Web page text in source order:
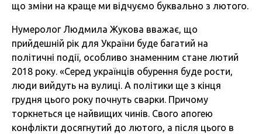
що зміни на краще ми відчуємо буквально з лютого.
Нумеролог Людмила Жукова вважає, що
прийдешній рік для України буде багатий на
політичні події, особливо знаменним стане лютий
2018 року. «Серед українців обурення буде рости,
люди вийдуть на вулиці. А політики ще з кінця
грудня цього року почнуть сварки. Причому
торкнеться це найвищих чинів. Свого апогею
конфлікти досягнутий до лютого, а після цього в